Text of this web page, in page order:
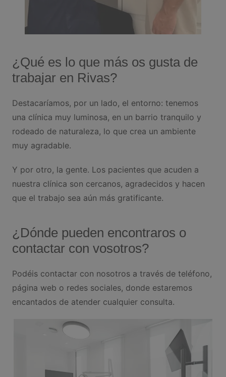
¿Qué es lo que más os gusta de
trabajar en Rivas?
Destacaríamos, por un lado, el entorno: tenemos
una clínica muy luminosa, en un barrio tranquilo y
rodeado de naturaleza, lo que crea un ambiente
muy agradable.
Y por otro, la gente. Los pacientes que acuden a
nuestra clínica son cercanos, agradecidos y hacen
que el trabajo sea aún más gratificante.
¿Dónde pueden encontraros o
contactar con vosotros?
Podéis contactar con nosotros a través de teléfono,
página web o redes sociales, donde estaremos
encantados de atender cualquier consulta.